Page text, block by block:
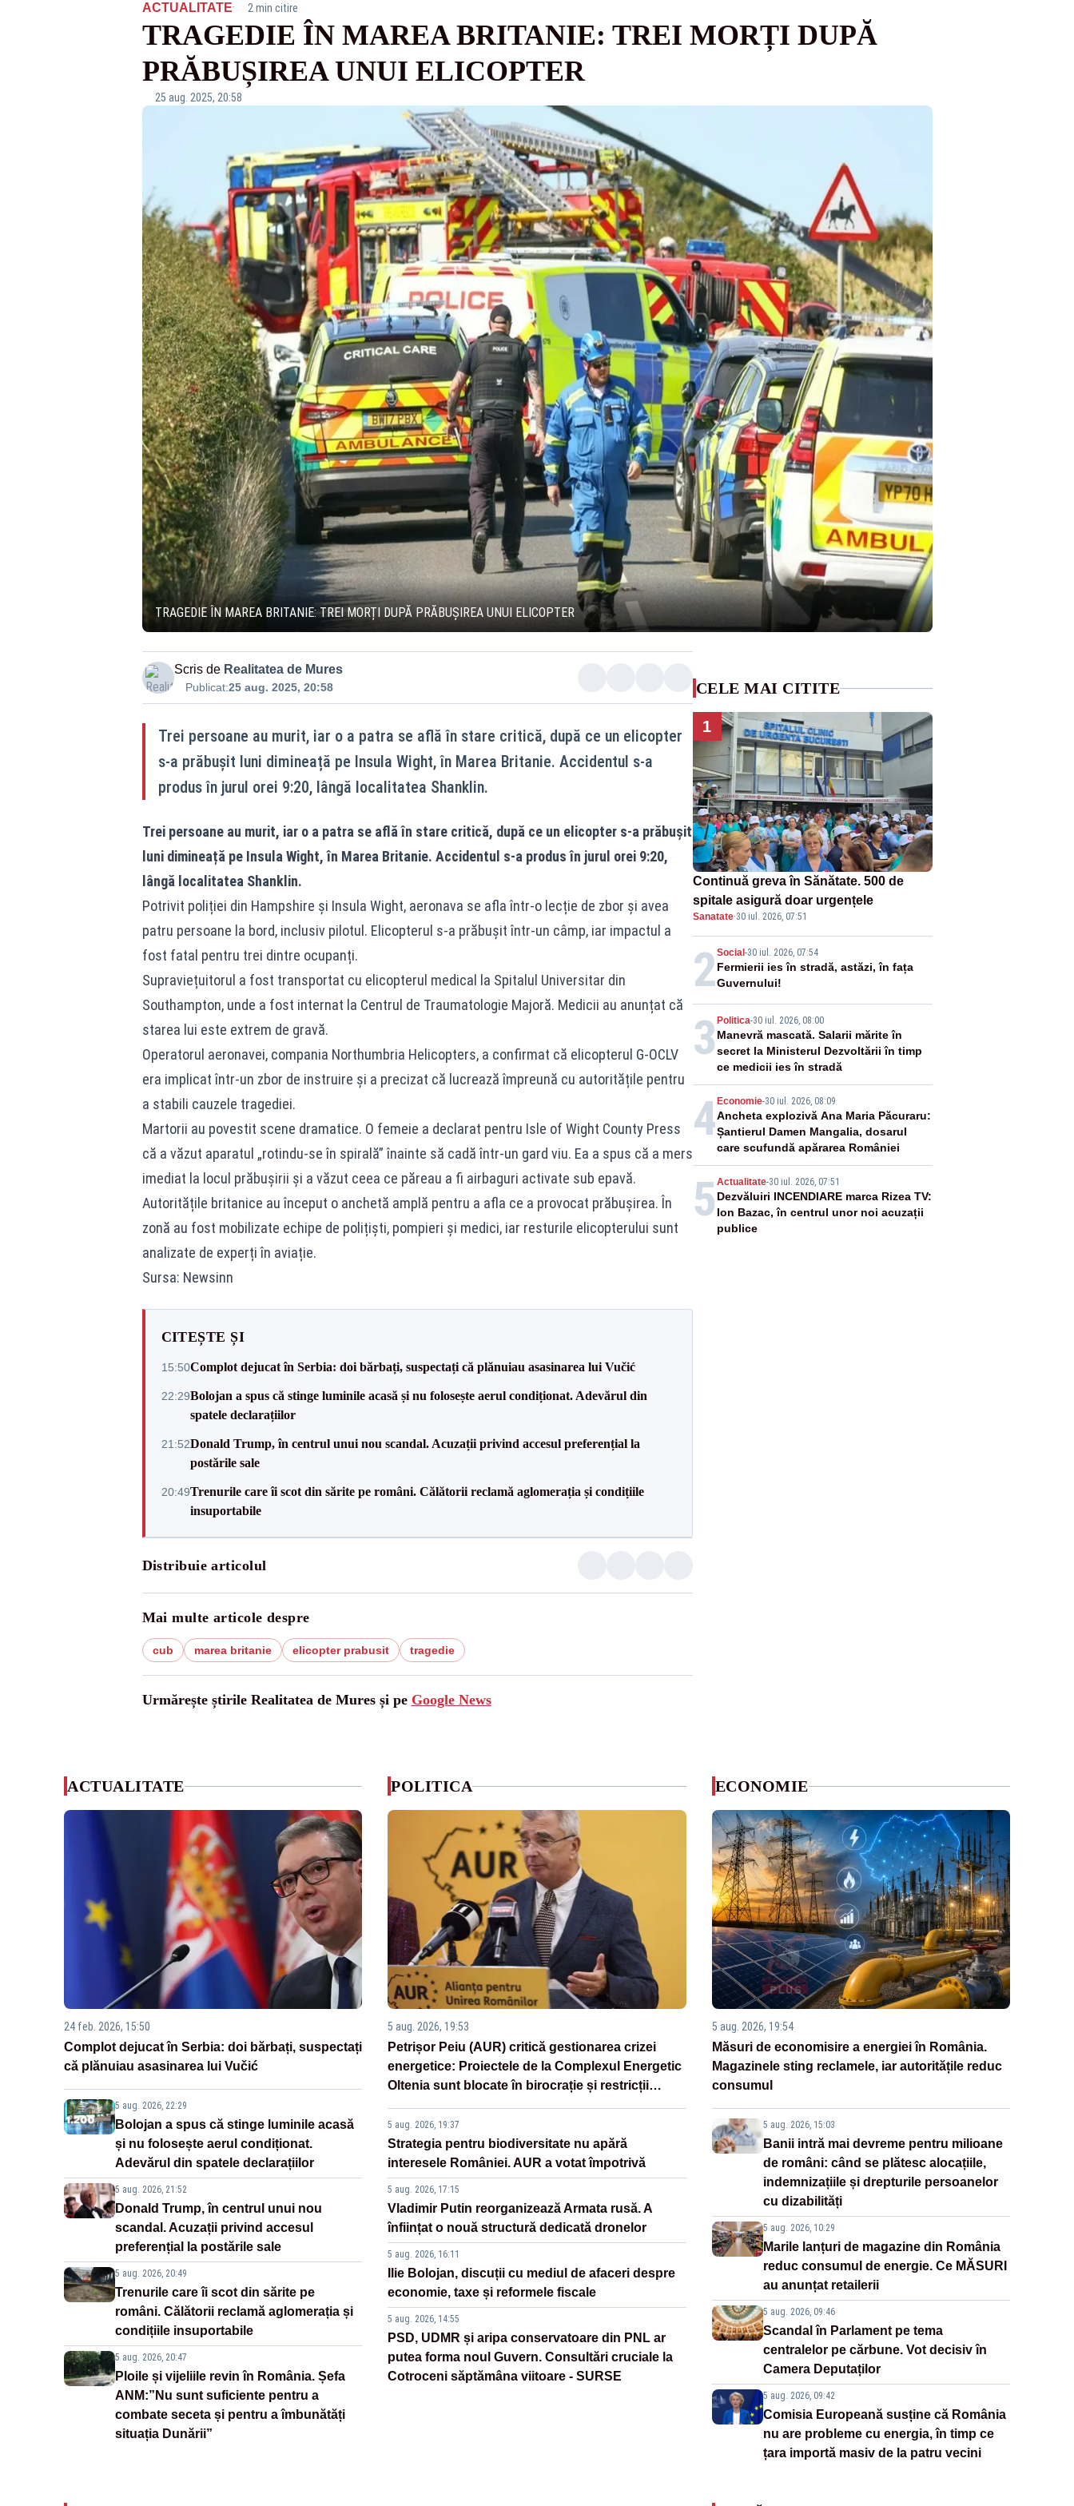
ACTUALITATE· 2 min citire
TRAGEDIE ÎN MAREA BRITANIE: TREI MORȚI DUPĂ
PRĂBUȘIREA UNUI ELICOPTER
25 aug. 2025, 20:58
TRAGEDIE ÎN MAREA BRITANIE: TREI MORȚI DUPĂ PRĂBUȘIREA UNUI ELICOPTER
Scris de Realitatea de Mures
Publicat:25 aug. 2025, 20:58
Trei persoane au murit, iar o a patra se află în stare critică, după ce un elicopter
s-a prăbușit luni dimineață pe Insula Wight, în Marea Britanie. Accidentul s-a
produs în jurul orei 9:20, lângă localitatea Shanklin.
Trei persoane au murit, iar o a patra se află în stare critică, după ce un elicopter s-a prăbușit
luni dimineață pe Insula Wight, în Marea Britanie. Accidentul s-a produs în jurul orei 9:20,
lângă localitatea Shanklin.
Potrivit poliției din Hampshire și Insula Wight, aeronava se afla într-o lecție de zbor și avea
patru persoane la bord, inclusiv pilotul. Elicopterul s-a prăbușit într-un câmp, iar impactul a
fost fatal pentru trei dintre ocupanți.
Supraviețuitorul a fost transportat cu elicopterul medical la Spitalul Universitar din
Southampton, unde a fost internat la Centrul de Traumatologie Majoră. Medicii au anunțat că
starea lui este extrem de gravă.
Operatorul aeronavei, compania Northumbria Helicopters, a confirmat că elicopterul G-OCLV
era implicat într-un zbor de instruire și a precizat că lucrează împreună cu autoritățile pentru
a stabili cauzele tragediei.
Martorii au povestit scene dramatice. O femeie a declarat pentru Isle of Wight County Press
că a văzut aparatul „rotindu-se în spirală” înainte să cadă într-un gard viu. Ea a spus că a mers
imediat la locul prăbușirii și a văzut ceea ce păreau a fi airbaguri activate sub epavă.
Autoritățile britanice au început o anchetă amplă pentru a afla ce a provocat prăbușirea. În
zonă au fost mobilizate echipe de polițiști, pompieri și medici, iar resturile elicopterului sunt
analizate de experți în aviație.
Sursa: Newsinn
CITEȘTE ȘI
15:50Complot dejucat în Serbia: doi bărbați, suspectați că plănuiau asasinarea lui Vučić
22:29Bolojan a spus că stinge luminile acasă și nu folosește aerul condiționat. Adevărul din
spatele declarațiilor
21:52Donald Trump, în centrul unui nou scandal. Acuzații privind accesul preferențial la
postările sale
20:49Trenurile care îi scot din sărite pe români. Călătorii reclamă aglomerația și condițiile
insuportabile
Distribuie articolul
Mai multe articole despre
cub marea britanie elicopter prabusit tragedie
Urmărește știrile Realitatea de Mures și pe Google News
CELE MAI CITITE
1
Continuă greva în Sănătate. 500 de
spitale asigură doar urgențele
Sanatate·30 iul. 2026, 07:51
2Social -30 iul. 2026, 07:54
Fermierii ies în stradă, astăzi, în fața
Guvernului!
3 Politica-30 iul. 2026, 08:00
Manevră mascată. Salarii mărite în
secret la Ministerul Dezvoltării în timp
ce medicii ies în stradă
4 Economie-30 iul. 2026, 08:09
Ancheta explozivă Ana Maria Păcuraru:
Șantierul Damen Mangalia, dosarul
care scufundă apărarea României
5 Actualitate-30 iul. 2026, 07:51
Dezvăluiri INCENDIARE marca Rizea TV:
Ion Bazac, în centrul unor noi acuzații
publice
ACTUALITATE
24 feb. 2026, 15:50
Complot dejucat în Serbia: doi bărbați, suspectați
că plănuiau asasinarea lui Vučić
5 aug. 2026, 22:29
Bolojan a spus că stinge luminile acasă
și nu folosește aerul condiționat.
Adevărul din spatele declarațiilor
5 aug. 2026, 21:52
Donald Trump, în centrul unui nou
scandal. Acuzații privind accesul
preferențial la postările sale
5 aug. 2026, 20:49
Trenurile care îi scot din sărite pe
români. Călătorii reclamă aglomerația și
condițiile insuportabile
5 aug. 2026, 20:47
Ploile și vijeliile revin în România. Șefa
ANM:”Nu sunt suficiente pentru a
combate seceta și pentru a îmbunătăți
situația Dunării”
POLITICA
5 aug. 2026, 19:53
Petrișor Peiu (AUR) critică gestionarea crizei
energetice: Proiectele de la Complexul Energetic
Oltenia sunt blocate în birocrație și restricții
5 aug. 2026, 19:37
Strategia pentru biodiversitate nu apără
interesele României. AUR a votat împotrivă
5 aug. 2026, 17:15
Vladimir Putin reorganizează Armata rusă. A
înființat o nouă structură dedicată dronelor
5 aug. 2026, 16:11
Ilie Bolojan, discuții cu mediul de afaceri despre
economie, taxe și reformele fiscale
5 aug. 2026, 14:55
PSD, UDMR și aripa conservatoare din PNL ar
putea forma noul Guvern. Consultări cruciale la
Cotroceni săptămâna viitoare - SURSE
ECONOMIE
5 aug. 2026, 19:54
Măsuri de economisire a energiei în România.
Magazinele sting reclamele, iar autoritățile reduc
consumul
5 aug. 2026, 15:03
Banii intră mai devreme pentru milioane
de români: când se plătesc alocațiile,
indemnizațiile și drepturile persoanelor
cu dizabilități
5 aug. 2026, 10:29
Marile lanțuri de magazine din România
reduc consumul de energie. Ce MĂSURI
au anunțat retailerii
5 aug. 2026, 09:46
Scandal în Parlament pe tema
centralelor pe cărbune. Vot decisiv în
Camera Deputaților
5 aug. 2026, 09:42
Comisia Europeană susține că România
nu are probleme cu energia, în timp ce
țara importă masiv de la patru vecini